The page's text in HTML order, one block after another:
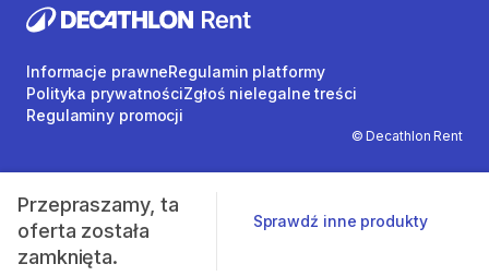
Przepraszamy, ta
oferta została
zamknięta.
Sprawdź inne produkty
© Decathlon Rent
Informacje prawneRegulamin platformy
Polityka prywatnościZgłoś nielegalne treści
Regulaminy promocji